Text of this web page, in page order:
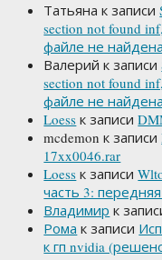
Татьяна к записи
section not found
файле не найдена
Валерий к записи
section not found
файле не найдена
Loess к записи
mcdemon к записи
17xx0046.rar
Loess к записи
часть 3:
Владимир к
Рома к записи
к гп nvidia